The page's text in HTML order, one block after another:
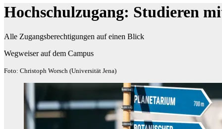
Hochschulzugang: Studieren
Alle Zugangsberechtigungen auf einen Blick
Wegweiser auf dem Campus
Foto: Christoph Worsch (Universität Jena)